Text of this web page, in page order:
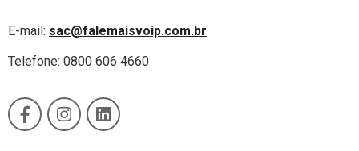
E-mail: sac@falemaisvoip.com.br
Telefone: 0800 606 4660